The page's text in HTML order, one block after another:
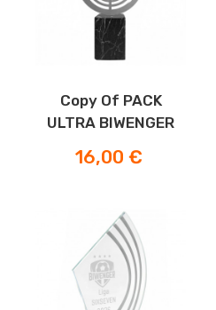
Copy Of PACK
ULTRA BIWENGER
Preis
16,00 €